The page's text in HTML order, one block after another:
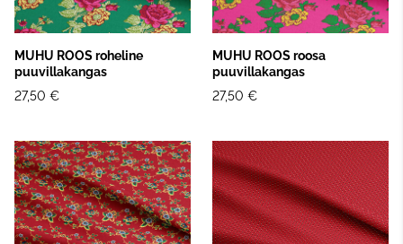
MUHU ROOS roheline
puuvillakangas
27,50 €
MUHU ROOS roosa
puuvillakangas
27,50 €